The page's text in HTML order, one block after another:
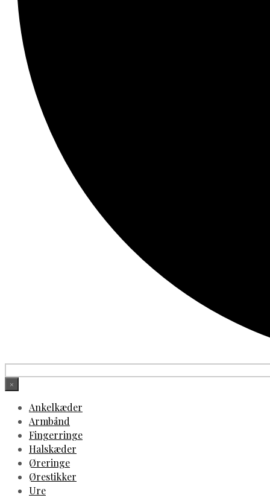
×
Ankelkæder
Armbånd
Fingerringe
Halskæder
Øreringe
Ørestikker
Ure